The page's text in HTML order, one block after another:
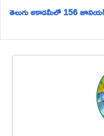
తెలుగు అకాడమీలో 156